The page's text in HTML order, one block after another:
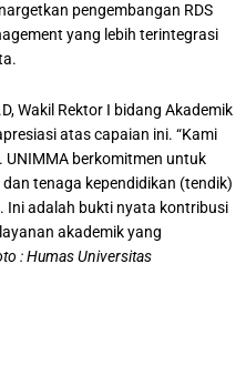
pengembangan RDS
yang lebih terintegrasi
Wakil Rektor I bidang Akademik
atas capaian ini. “Kami
berkomitmen untuk
tenaga kependidikan (tendik)
Ini adalah bukti nyata kontribusi
akademik yang
: Humas Universitas